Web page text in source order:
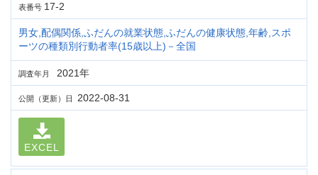
表番号 17-2
男女,配偶関係,ふだんの就業状態,ふだんの健康状態,年齢,スポ
ーツの種類別行動者率(15歳以上)－全国
調査年月 2021年
公開（更新）日 2022-08-31
EXCEL